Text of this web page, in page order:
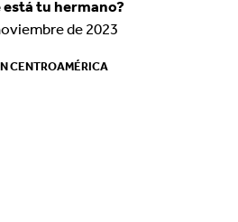
está tu hermano?
de 2023
CENTROAMÉRICA
está tu hermano?
de 2023
CENTROAMÉRICA